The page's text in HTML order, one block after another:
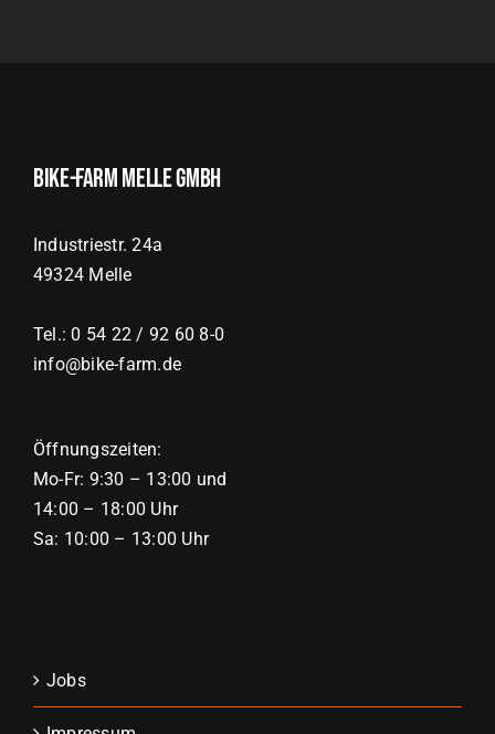
Bike-Farm Melle GmbH
Industriestr. 24a
49324 Melle
Tel.: 0 54 22 / 92 60 8-0
info@bike-farm.de
Öffnungszeiten:
Mo-Fr: 9:30 – 13:00 und
14:00 – 18:00 Uhr
Sa: 10:00 – 13:00 Uhr
Jobs